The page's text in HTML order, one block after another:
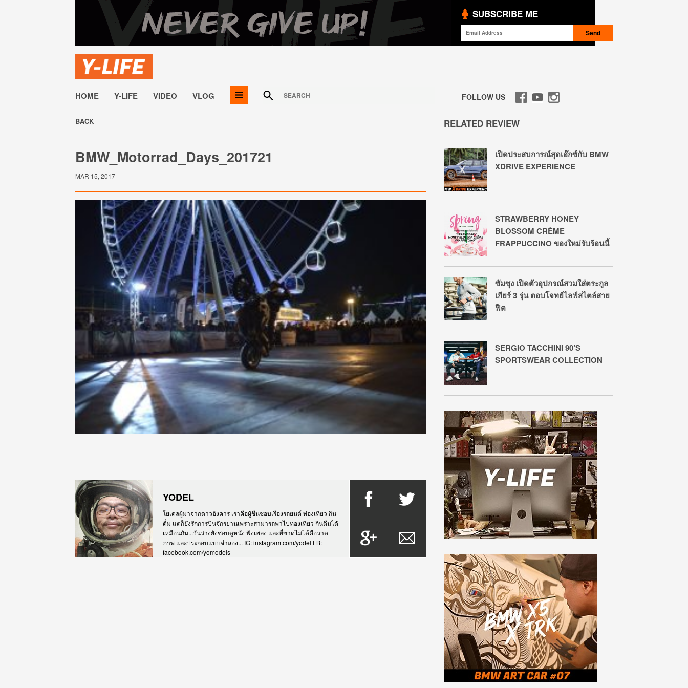
SUBSCRIBE ME
HOME Y-LIFE VIDEO VLOG FOLLOW US
BACK
BMW_Motorrad_Days_201721
MAR 15, 2017
YODEL
โยเดลผู้มาจากดาวอังคาร เราคือผู้ชื่นชอบเรื่องรถยนต์ ท่องเที่ยว กิน
ดื่ม แต่ก็ยังรักการปั่นจักรยานเพราะสามารถพาไปท่องเที่ยว กินดื่มได้
เหมือนกัน...วันว่างยังชอบดูหนัง ฟังเพลง และที่ขาดไม่ได้คือวาด
ภาพ และประกอบแบบจำลอง... IG: instagram.com/yodel FB:
facebook.com/yomodels
RELATED REVIEW
เปิดประสบการณ์สุดเอ๊กซ์กับ BMW
XDRIVE EXPERIENCE
STRAWBERRY HONEY
BLOSSOM CRÈME
FRAPPUCCINO ของใหม่รับร้อนนี้
ซัมซุง เปิดตัวอุปกรณ์สวมใส่ตระกูล
เกียร์ 3 รุ่น ตอบโจทย์ไลฟ์สไตล์สาย
ฟิต
SERGIO TACCHINI 90’S
SPORTSWEAR COLLECTION